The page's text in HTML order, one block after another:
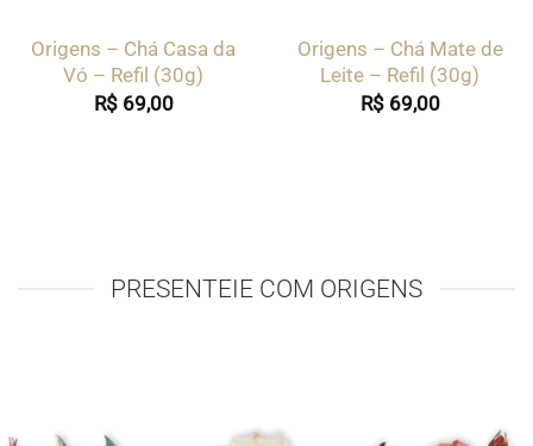
Origens – Chá Casa da
Vó – Refil (30g)
R$69,00
Origens – Chá Mate de
Leite – Refil (30g)
R$69,00
PRESENTEIE COM ORIGENS